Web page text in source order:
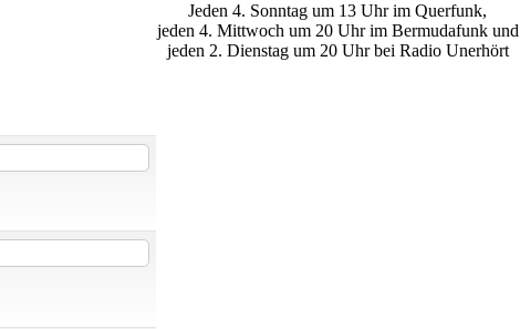
Jeden 4. Sonntag um 13 Uhr im Querfunk,
jeden 4. Mittwoch um 20 Uhr im Bermudafunk und
jeden 2. Dienstag um 20 Uhr bei Radio Unerhört